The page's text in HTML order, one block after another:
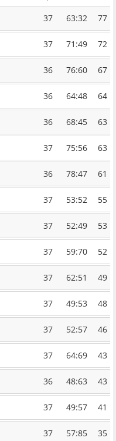
37 63:32 77
37 71:49 72
36 76:60 67
36 64:48 64
36 68:45 63
37 75:56 63
36 78:47 61
37 53:52 55
37 52:49 53
37 59:70 52
37 62:51 49
37 49:53 48
37 52:57 46
37 64:69 43
36 48:63 43
37 49:57 41
37 57:85 35